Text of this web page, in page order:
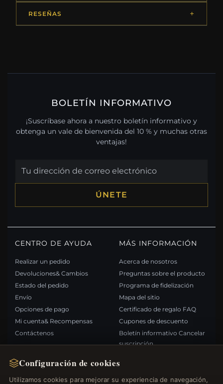
Configuración de cookies
Utilizamos cookies para mejorar su experiencia de navegación,
RESEÑAS
BOLETÍN INFORMATIVO
¡Suscríbase ahora a nuestro boletín informativo y
obtenga un vale de bienvenida del 10 % y muchas otras
ventajas!
ÚNETE
CENTRO DE AYUDA
Realizar un pedido
Devoluciones& Cambios
Estado del pedido
Envío
Opciones de pago
Mi cuenta& Recompensas
Contáctenos
MÁS INFORMACIÓN
Acerca de nosotros
Preguntas sobre el producto
Programa de fidelización
Mapa del sitio
Certificado de regalo FAQ
Cupones de descuento
Boletín informativo Cancelar
suscripción